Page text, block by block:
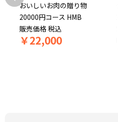
おいしいお肉の贈り物
20000円コース HMB
販売価格税込
￥22,000